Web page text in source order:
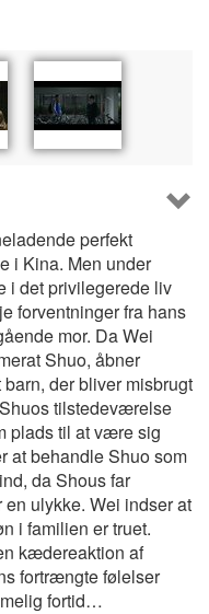
perfekt
i Kina. Men under
i det privilegerede liv
forventninger fra hans
mor. Da Wei
Shuo, åbner
der bliver misbrugt
tilstedeværelse
plads til at være sig
at behandle Shuo som
da Shous far
ulykke. Wei indser at
i familien er truet.
kædereaktion af
fortrængte følelser
fortid…